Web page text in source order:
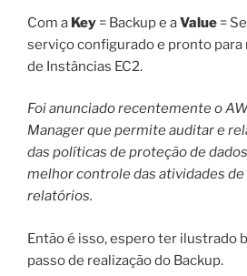
Com a Key = Backup e aValue =
serviço configurado e pronto para
de Instâncias EC2.
Foi anunciado recentemente o
Manager que permite auditar e
das políticas de proteção de
melhor controle das atividades de
relatórios.
Então é isso, espero ter ilustrado
passo de realização do Backup.